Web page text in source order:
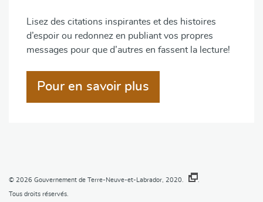
Lisez des citations inspirantes et des histoires
d’espoir ou redonnez en publiant vos propres
messages pour que d’autres en fassent la lecture!
Pour en savoir plus
© 2026 Gouvernement de Terre-Neuve-et-Labrador, 2020.
Tous droits réservés.